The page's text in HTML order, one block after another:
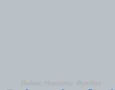
Яндекс.Новости: Футбол